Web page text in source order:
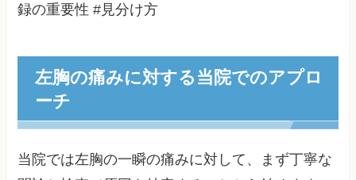
録の重要性 #見分け方
左胸の痛みに対する当院でのアプロ
ーチ
当院では左胸の一瞬の痛みに対して、まず丁寧な